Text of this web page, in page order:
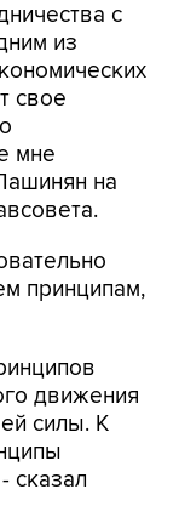
с
из
свое
мне
на
принципам,
движения
силы. К
сказал